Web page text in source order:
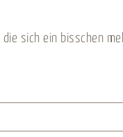
2.990,00 €
die sich ein bisschen